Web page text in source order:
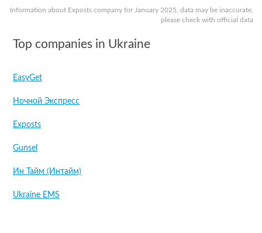
Information about Exposts company for January 2025, data may be inaccurate,
please check with official data
Top companies in Ukraine
EasyGet
Ночной Экспресс
Exposts
Gunsel
Ин Тайм (Интайм)
Ukraine EMS